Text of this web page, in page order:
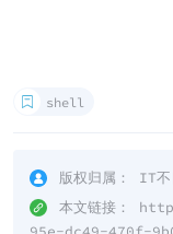
shell
版权归属：
IT不
本文链接：